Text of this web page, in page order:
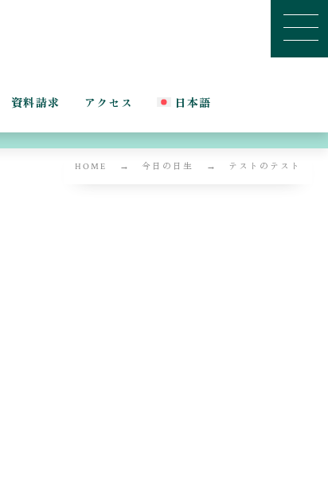
資料請求 アクセス 日本語
HOME 今日の日生 テストのテスト